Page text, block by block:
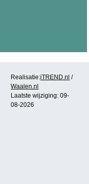
Realisatie:iTREND.nl /
Waalen.nl
Laatste wijziging: 09-
08-2026